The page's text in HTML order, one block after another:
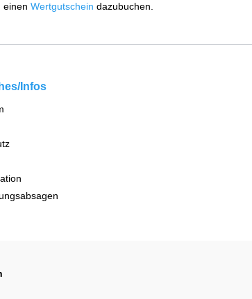
einen Wertgutschein dazubuchen.
Infos